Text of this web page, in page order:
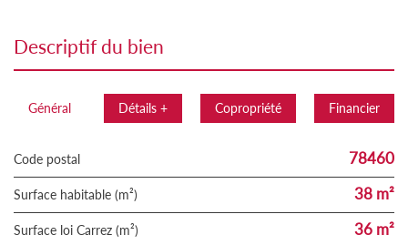
descriptif du bien
Général Détails + Copropriété Financier
Code postal 78460
Surface habitable (m²) 38 m²
Surface loi Carrez (m²) 36 m²